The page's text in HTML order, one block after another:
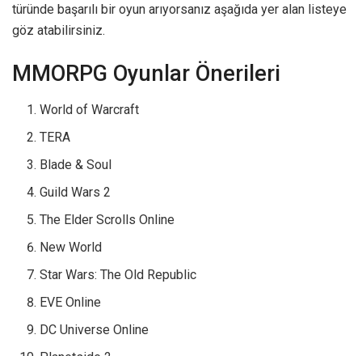
türünde başarılı bir oyun arıyorsanız aşağıda yer alan listeye
göz atabilirsiniz.
MMORPG Oyunlar Önerileri
World of Warcraft
TERA
Blade & Soul
Guild Wars 2
The Elder Scrolls Online
New World
Star Wars: The Old Republic
EVE Online
DC Universe Online